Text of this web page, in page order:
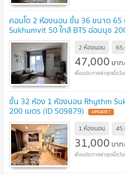
คอนโด 2 ห้องนอน ชั้น 36 ขนาด
Sukhumvit 50 ใกล้ BTS อ่อนนุช
2 ห้องนอน
47,000 บา
ชั้น 32 ห้อง 1 ห้องนอน Rhythm
200 เมตร (ID 509879) UPDATE !
1 ห้องนอน
31,000 บา